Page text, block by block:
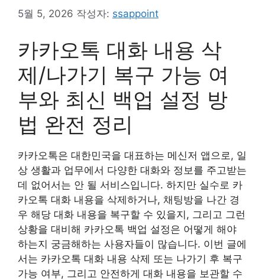
5월 5, 2026 작성자: ssappoint
카카오톡 대화 내용 삭
제/나가기 복구 가능 여
부와 최신 백업 설정 방
법 완전 정리
카카오톡은 대한민국을 대표하는 메신저 앱으로, 일
상 생활과 업무에서 다양한 대화와 정보를 주고받는
데 없어서는 안 될 서비스입니다. 하지만 실수로 카
카오톡 대화 내용을 삭제하거나, 채팅방을 나간 경
우 해당 대화 내용을 복구할 수 있을지, 그리고 그런
상황을 대비해 카카오톡 백업 설정은 어떻게 해야
하는지 궁금해하는 사용자들이 많습니다. 이번 글에
서는 카카오톡 대화 내용 삭제 또는 나가기 후 복구
가능 여부, 그리고 안전하게 대화 내용을 보관할 수